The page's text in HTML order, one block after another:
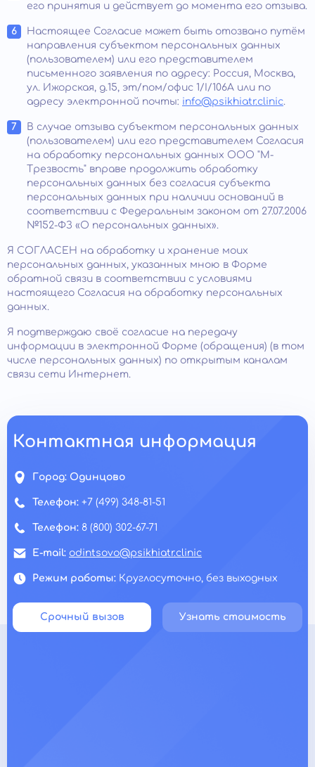
его принятия и действует до момента его отзыва.
Настоящее Согласие может быть отозвано путём
направления субъектом персональных данных
(пользователем) или его представителем
письменного заявления по адресу: Россия, Москва,
ул. Ижорская, д.15, эт/пом/офис 1/I/106А или по
адресу электронной почты: info@psikhiatr.clinic.
В случае отзыва субъектом персональных данных
(пользователем) или его представителем Согласия
на обработку персональных данных ООО "М-
Трезвость" вправе продолжить обработку
персональных данных без согласия субъекта
персональных данных при наличии оснований в
соответствии с Федеральным законом от 27.07.2006
№152-ФЗ «О персональных данных».
Я СОГЛАСЕН на обработку и хранение моих
персональных данных, указанных мною в Форме
обратной связи в соответствии с условиями
настоящего Согласия на обработку персональных
данных.
Я подтверждаю своё согласие на передачу
информации в электронной Форме (обращения) (в том
числе персональных данных) по открытым каналам
связи сети Интернет.
Контактная информация
Город: Одинцово
Телефон: +7 (499) 348-81-51
Телефон: 8 (800) 302-67-71
E-mail: odintsovo@psikhiatr.clinic
Режим работы: Круглосуточно, без выходных
Срочный вызов Узнать стоимость